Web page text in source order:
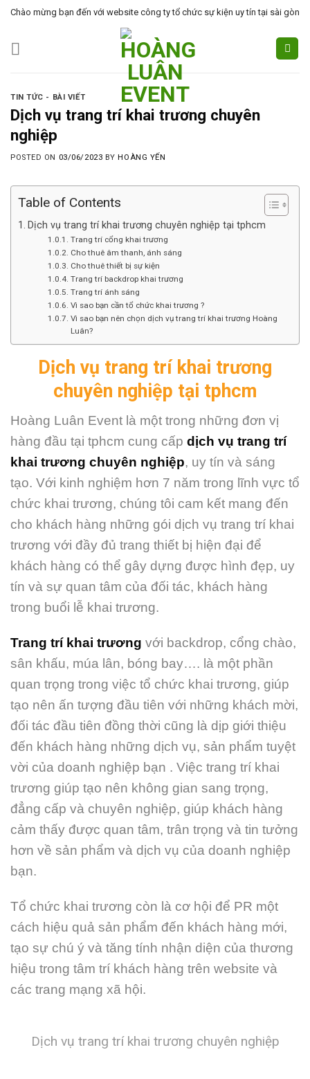
Skip
content
Chào mừng bạn đến với website công ty tổ chức sự kiện uy tín tại sài gòn
TIN TỨC - BÀI VIẾT
Dịch vụ trang trí khai trương chuyên
nghiệp
POSTED ON 03/06/2023 BYHOÀNG YẾN
Table of Contents
Dịch vụ trang trí khai trương chuyên nghiệp tại tphcm
Trang trí cổng khai trương
Cho thuê âm thanh, ánh sáng
Cho thuê thiết bị sự kiện
Trang trí backdrop khai trương
Trang trí ánh sáng
Vì sao bạn cần tổ chức khai trương ?
Vì sao bạn nên chọn dịch vụ trang trí khai trương Hoàng
Luân?
Dịch vụ trang trí khai trương
chuyên nghiệp tại tphcm
Hoàng Luân Event là một trong những đơn vị
hàng đầu tại tphcm cung cấp dịch vụ trang trí
khai trương chuyên nghiệp, uy tín và sáng
tạo. Với kinh nghiệm hơn 7 năm trong lĩnh vực tổ
chức khai trương, chúng tôi cam kết mang đến
cho khách hàng những gói dịch vụ trang trí khai
trương với đầy đủ trang thiết bị hiện đại để
khách hàng có thể gây dựng được hình đẹp, uy
tín và sự quan tâm của đối tác, khách hàng
trong buổi lễ khai trương.
Trang trí khai trương với backdrop, cổng chào,
sân khấu, múa lân, bóng bay…. là một phần
quan trọng trong việc tổ chức khai trương, giúp
tạo nên ấn tượng đầu tiên với những khách mời,
đối tác đầu tiên đồng thời cũng là dịp giới thiệu
đến khách hàng những dịch vụ, sản phẩm tuyệt
vời của doanh nghiệp bạn . Việc trang trí khai
trương giúp tạo nên không gian sang trọng,
đẳng cấp và chuyên nghiệp, giúp khách hàng
cảm thấy được quan tâm, trân trọng và tin tưởng
hơn về sản phẩm và dịch vụ của doanh nghiệp
bạn.
Tổ chức khai trương còn là cơ hội để PR một
cách hiệu quả sản phẩm đến khách hàng mới,
tạo sự chú ý và tăng tính nhận diện của thương
hiệu trong tâm trí khách hàng trên website và
các trang mạng xã hội.
Dịch vụ trang trí khai trương chuyên nghiệp